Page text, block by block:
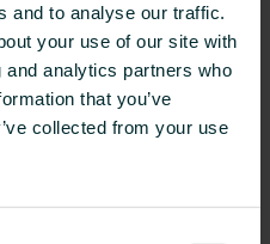
and to analyse our traffic.
your use of our site with
analytics partners who
that you’ve
collected from your use